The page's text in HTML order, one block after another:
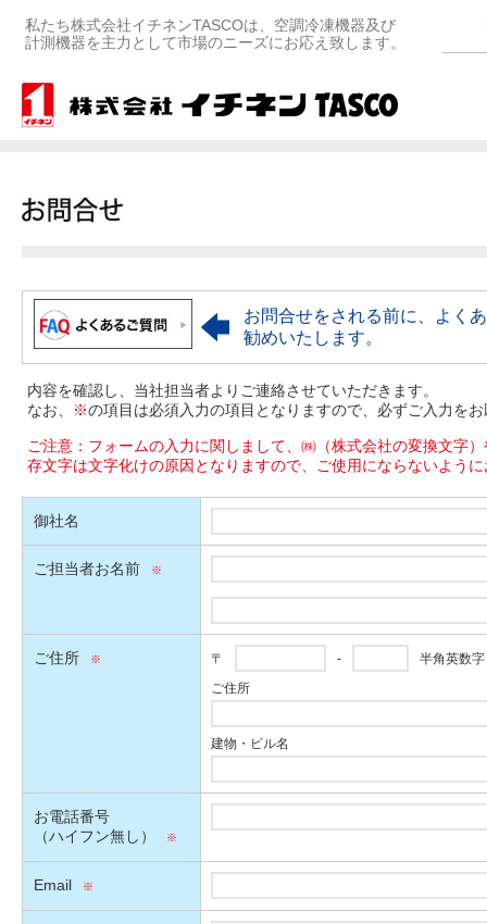
私たち株式会社イチネンTASCOは、空調冷凍機器及び
計測機器を主力として市場のニーズにお応え致します。
お問合せをされる前に、よく
勧めいたします。
内容を確認し、当社担当者よりご連絡させていただきます。
なお、
※の項目は必須入力の項目となりますので、必ずご入力を
ご注意：フォームの入力に関しまして、㈱（株式会社の変換文字
存文字は文字化けの原因となりますので、ご使用にならないよう
御社名
ご担当者お名前
ご住所 〒 -
半角英数字
ご住所
建物・ビル名
お電話番号
（ハイフン無し）
Email